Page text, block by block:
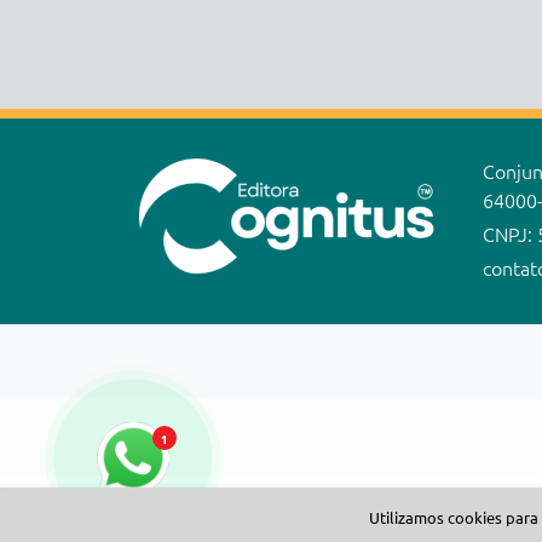
1
Utilizamos cookies